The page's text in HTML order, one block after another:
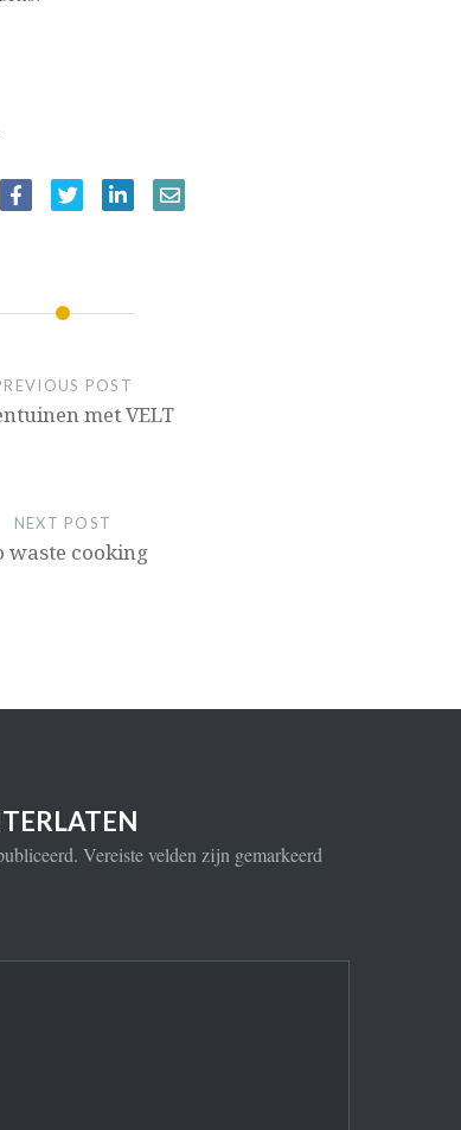
POST
met VELT
NEXT POST
waste cooking
Vereiste velden zijn gemarkeerd